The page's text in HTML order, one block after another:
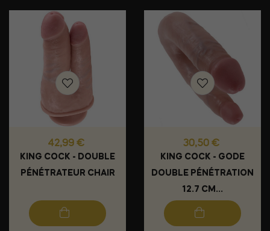
Prix
42,99 €
KING COCK - DOUBLE
PÉNÉTRATEUR CHAIR
Prix
30,50 €
KING COCK - GODE
DOUBLE PÉNÉTRATION
12.7 CM...